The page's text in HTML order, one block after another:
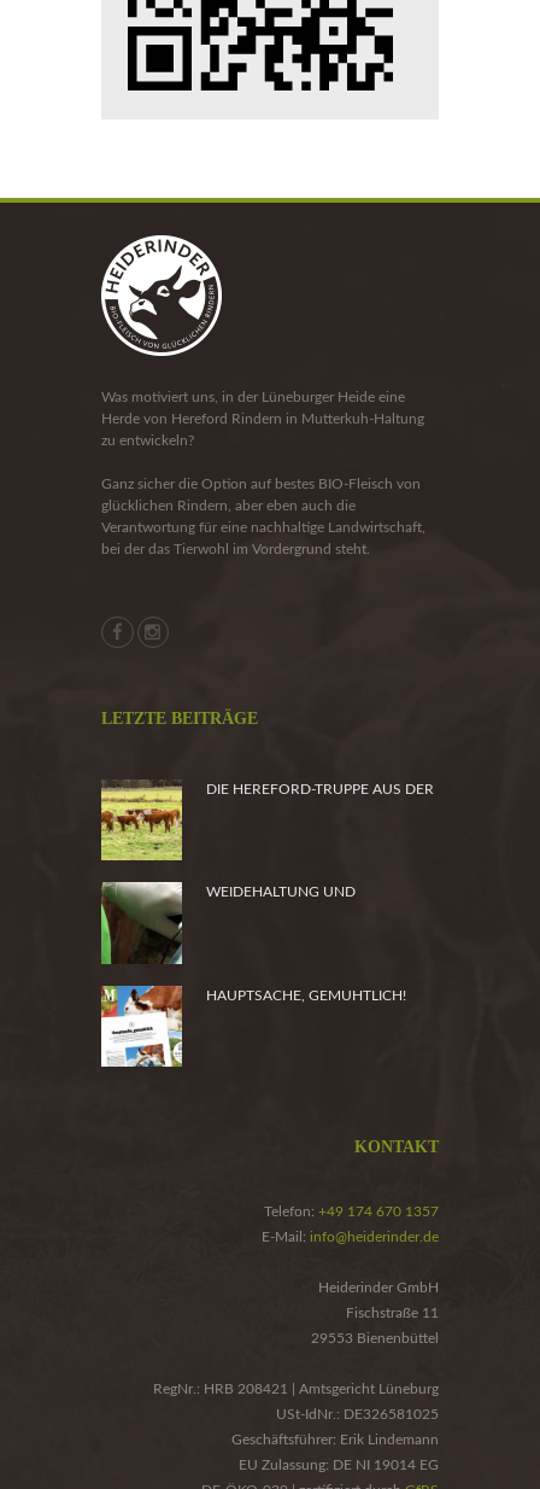
Was motiviert uns, in der Lüneburger Heide eine
Herde von Hereford Rindern in Mutterkuh-Haltung
zu entwickeln?
Ganz sicher die Option auf bestes BIO-Fleisch von
glücklichen Rindern, aber eben auch die
Verantwortung für eine nachhaltige Landwirtschaft,
bei der das Tierwohl im Vordergrund steht.
LETZTE BEITRÄGE
DIE HEREFORD-TRUPPE AUS DER
WEIDEHALTUNG UND
HAUPTSACHE, GEMUHTLICH!
KONTAKT
Telefon: +49 174 670 1357
E-Mail: info@heiderinder.de
Heiderinder GmbH
Fischstraße 11
29553 Bienenbüttel
RegNr.: HRB 208421 | Amtsgericht Lüneburg
USt-IdNr.: DE326581025
Geschäftsführer: Erik Lindemann
EU Zulassung: DE NI 19014 EG